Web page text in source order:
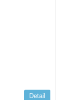
Detail